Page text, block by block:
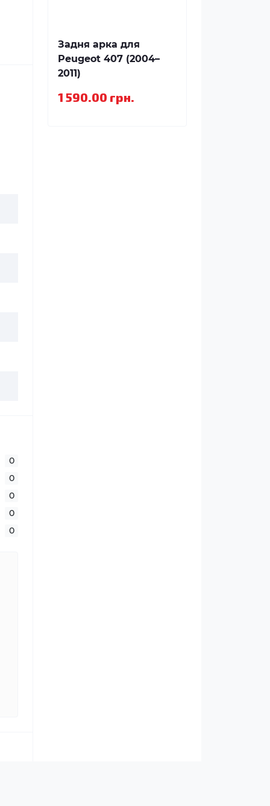
0
0
0
0
0
Задня арка для
Peugeot 407 (2004–
2011)
1 590.00 грн.